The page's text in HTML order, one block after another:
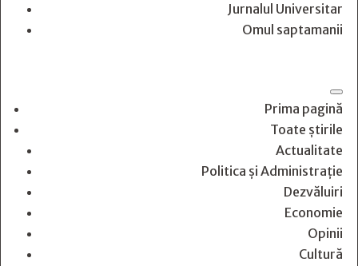
Jurnalul Universitar
Omul saptamanii
Prima pagină
Toate știrile
Actualitate
Politica și Administrație
Dezvăluiri
Economie
Opinii
Cultură